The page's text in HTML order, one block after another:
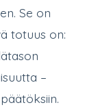
Se on
totuus on:
–